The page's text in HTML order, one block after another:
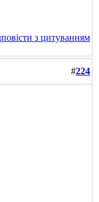
#224